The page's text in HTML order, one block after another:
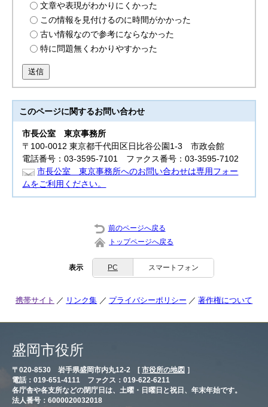
文章や表現がわかりにくかった
この情報を見付けるのに時間がかかった
古い情報なので参考にならなかった
特に問題無くわかりやすかった
送信
このページに関するお問い合わせ
市長公室東京事務所
〒100-0012 東京都千代田区日比谷公園1-3 市政会館
電話番号：03-3595-7101 ファクス番号：03-3595-7102
市長公室 東京事務所へのお問い合わせは専用フォー
ムをご利用ください。
前のページへ戻る
トップページへ戻る
表示 PC スマートフォン
携帯サイト リンク集 プライバシーポリシー 著作権について
盛岡市役所
〒020-8530 岩手県盛岡市内丸12-2 [ 市役所の地図 ］
電話：019-651-4111 ファクス：019-622-6211
各庁舎や各支所などの閉庁日は、土曜・日曜日と祝日、年末年始です。
法人番号：6000020032018